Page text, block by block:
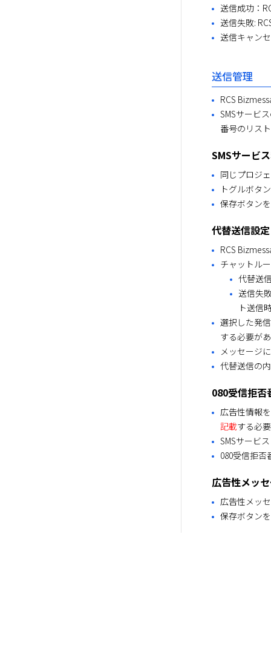
送信成功：
送信失敗:
送信キャン
送信管理
RCS
SMSサービ
番号のリス
SMSサービ
同じプロジ
トグルボタ
保存ボタン
代替送信設定
RCS
チャットル
代替送
送信失
ト送信
選択した発
する必要が
メッセージ
代替送信の
080受信拒否
広告性情報
記載する必
SMSサービ
080受信拒否
広告性メッ
広告性メッ
保存ボタン